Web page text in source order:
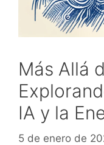
Más Allá
IA y la
5 de enero de